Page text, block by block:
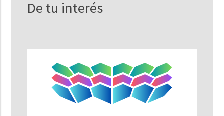
De tu interés